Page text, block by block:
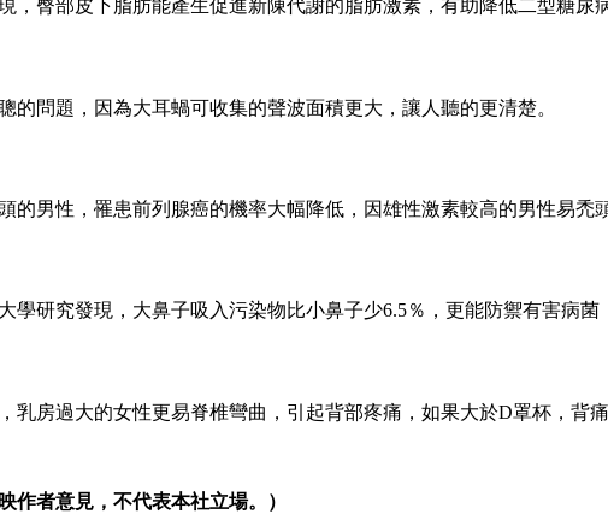
，臀部皮下脂肪能產生促進新陳代謝的脂肪激素，有助降低二型糖尿
問題，因為大耳蝸可收集的聲波面積更大，讓人聽的更清楚。
的男性，罹患前列腺癌的機率大幅降低，因雄性激素較高的男性易禿
研究發現，大鼻子吸入污染物比小鼻子少6.5％，更能防禦有害病菌
乳房過大的女性更易脊椎彎曲，引起背部疼痛，如果大於D罩杯，背痛
作者意見，不代表本社立場。）